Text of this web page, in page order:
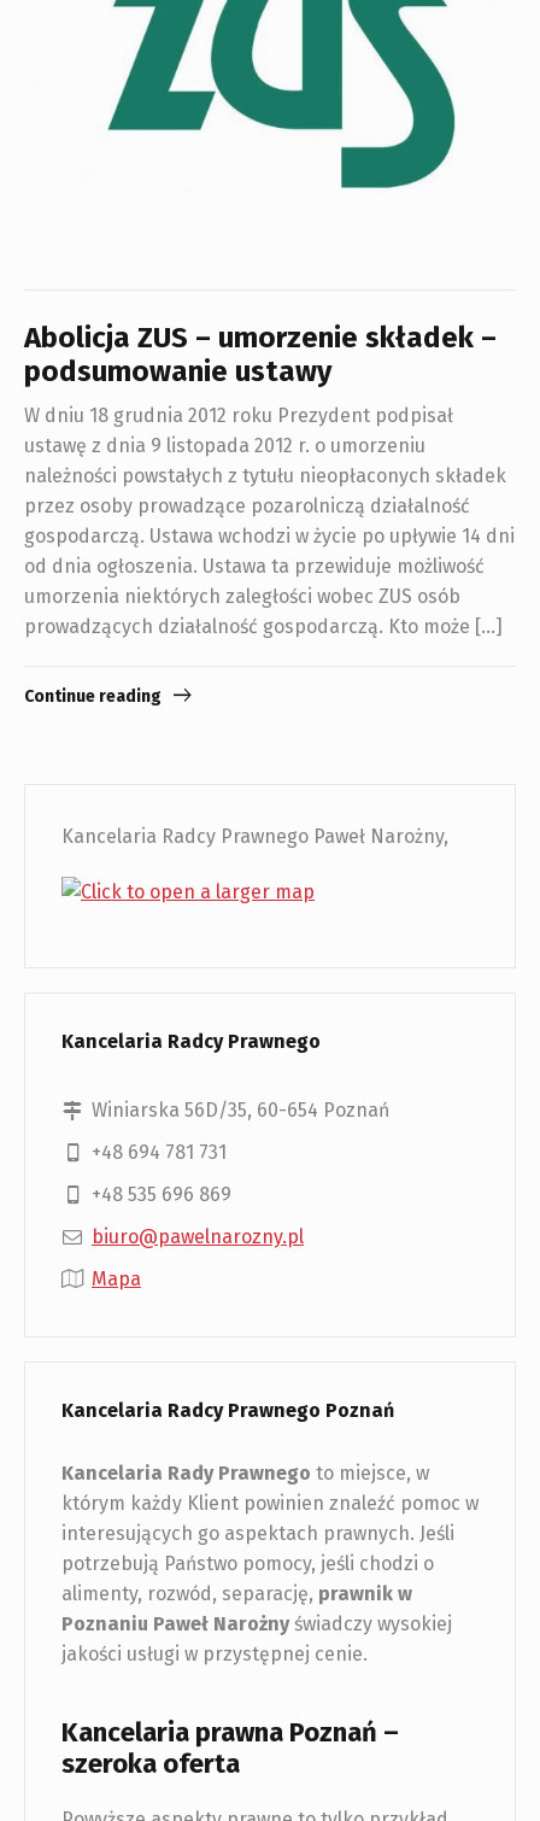
Abolicja ZUS – umorzenie składek –
podsumowanie ustawy
W dniu 18 grudnia 2012 roku Prezydent podpisał
ustawę z dnia 9 listopada 2012 r. o umorzeniu
należności powstałych z tytułu nieopłaconych składek
przez osoby prowadzące pozarolniczą działalność
gospodarczą. Ustawa wchodzi w życie po upływie 14 dni
od dnia ogłoszenia. Ustawa ta przewiduje możliwość
umorzenia niektórych zaległości wobec ZUS osób
prowadzących działalność gospodarczą. Kto może […]
Continue reading
Kancelaria Radcy Prawnego Paweł Narożny,
Kancelaria Radcy Prawnego
Winiarska 56D/35, 60-654 Poznań
+48 694 781 731
+48 535 696 869
biuro@pawelnarozny.pl
Mapa
Kancelaria Radcy Prawnego Poznań
Kancelaria Rady Prawnego to miejsce, w
którym każdy Klient powinien znaleźć pomoc w
interesujących go aspektach prawnych. Jeśli
potrzebują Państwo pomocy, jeśli chodzi o
alimenty, rozwód, separację, prawnik w
Poznaniu Paweł Narożnyświadczy wysokiej
jakości usługi w przystępnej cenie.
Kancelaria prawna Poznań –
szeroka oferta